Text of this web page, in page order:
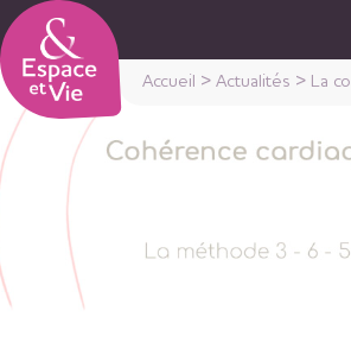
Accueil > Actualités > La
La cohérence
Panneau de gestion des cookies